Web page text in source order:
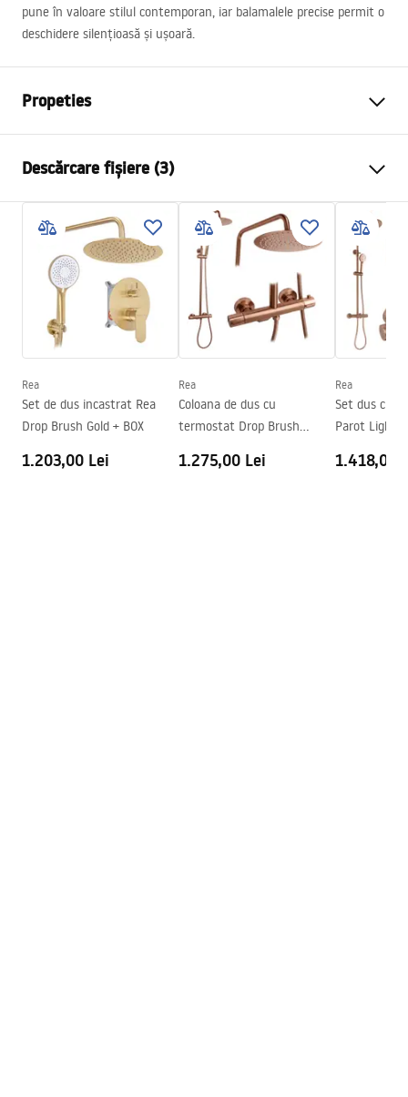
pune în valoare stilul contemporan, iar balamalele precise permit o
deschidere silențioasă și ușoară.
Propeties
Culoare
Tip cabina
De colt
Culoare sticla
Transparent 4mm
Tip de deschidere
Batanta
Primo
Montaj
de cada sau de podea
Inaltime (mm)
Directie cabina
Garantie
24 luni
Descărcare fișiere (3)
Warunki bezpieczeństwa
WARUNKI BEZPIECZENSTWA KABINY DRZWI
PARAWANY.pdf
Instrucțiuni de montaj
Kabina Primo Swing.pdf
PRIMO SWING DOOR WITH SIDE PANEL.pdf
Rea
Set de dus incastrat Rea
Drop Brush Gold + BOX
1.203,00 Lei
Rea
Coloana de dus cu
termostat Drop Brush
1.275,00 Lei
Rea
Set dus cu
Parot Light
1.418,00